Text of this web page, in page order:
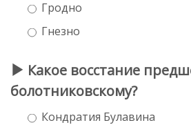
Гродно
Гнезно
Какое восстание
болотниковскому?
Кондратия Булавина